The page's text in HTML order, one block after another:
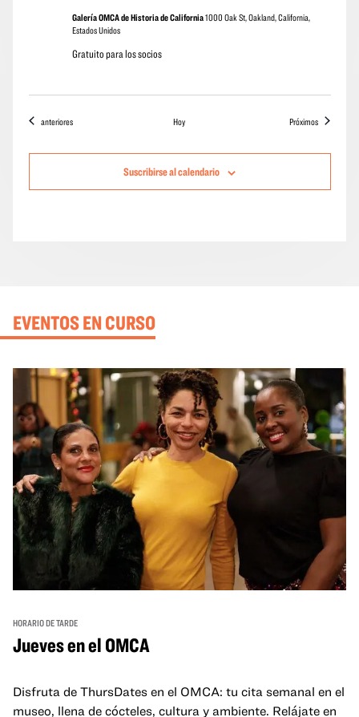
Galería OMCA de Historia de California1000 Oak St, Oakland, California,
Estados Unidos
Gratuito para los socios
Eventos
anteriores Hoy Próximoseventos
Suscribirse al calendario
EVENTOS EN CURSO
HORARIO DE TARDE
Jueves en el OMCA
Disfruta de ThursDates en el OMCA: tu cita semanal en el
museo, llena de cócteles, cultura y ambiente. Relájate en